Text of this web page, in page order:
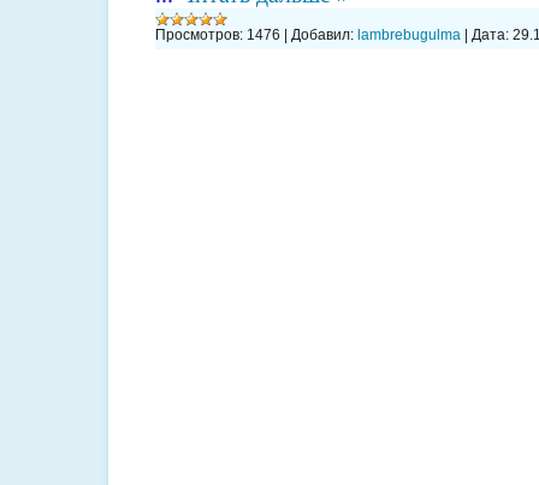
Просмотров: 1476 | Добавил: lambrebugulma | Дата: